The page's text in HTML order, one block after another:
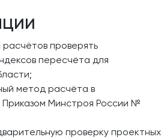
проверять
пересчёта для
метод расчёта в
Приказом Минстроя России №
проверку проектных